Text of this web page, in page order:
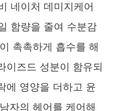
네이처 데미지케어
함량을 줄여 수분감
촉촉하게 흡수를 해
이즈드 성분이 함유되
에 영양을 더하고 윤
자의 헤어를 케어해